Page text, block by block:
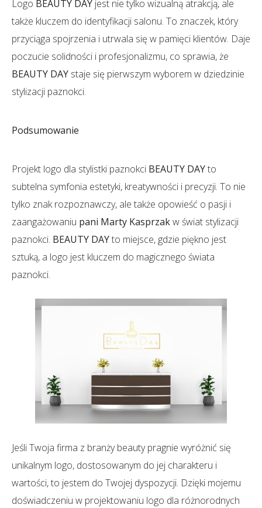
Logo BEAUTY DAY jest nie tylko wizualną atrakcją, ale
także kluczem do identyfikacji salonu. To znaczek, który
przyciąga spojrzenia i utrwala się w pamięci klientów. Daje
poczucie solidności i profesjonalizmu, co sprawia, że
BEAUTY DAY staje się pierwszym wyborem w dziedzinie
stylizacji paznokci.
Podsumowanie
Projekt logo dla stylistki paznokci BEAUTY DAYto
subtelna symfonia estetyki, kreatywności i precyzji. To nie
tylko znak rozpoznawczy, ale także opowieść o pasji i
zaangażowaniu pani Marty Kasprzakw świat stylizacji
paznokci. BEAUTY DAYto miejsce, gdzie piękno jest
sztuką, a logo jest kluczem do magicznego świata
paznokci.
Jeśli Twoja firma z branży beauty pragnie wyróżnić się
unikalnym logo, dostosowanym do jej charakteru i
wartości, to jestem do Twojej dyspozycji. Dzięki mojemu
doświadczeniu w projektowaniu logo dla różnorodnych